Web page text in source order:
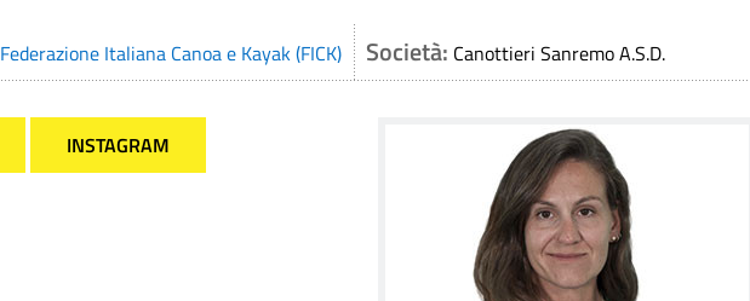
Federazione Italiana Canoa e Kayak (FICK) Società: Canottieri Sanremo A.S.D.
INSTAGRAM